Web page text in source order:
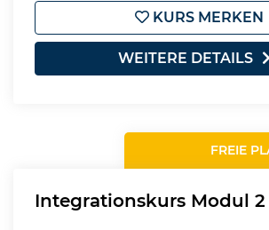
KURS MERKEN
WEITERE DETAILS
FREIE
Integrationskurs Modul 2